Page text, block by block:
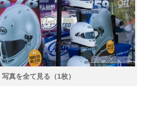
写真を全て見る（1枚）